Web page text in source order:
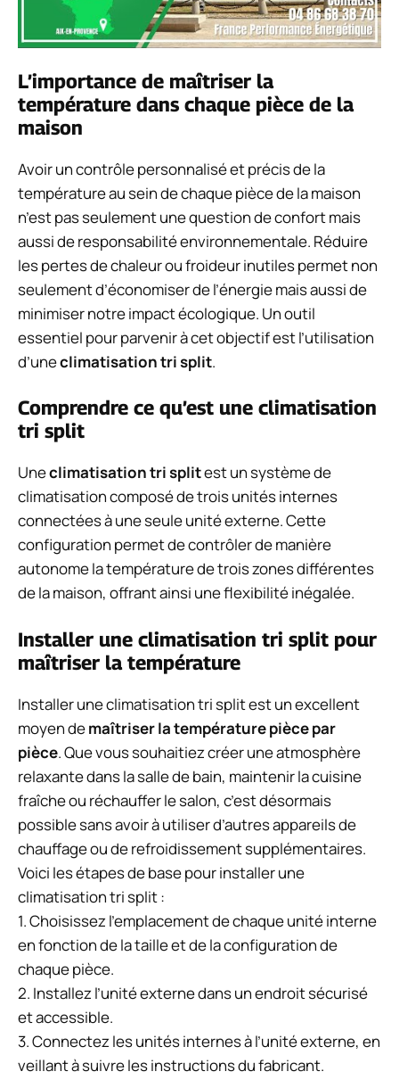
L’importance de maîtriser la
température dans chaque pièce de la
maison
Avoir un contrôle personnalisé et précis de la
température au sein de chaque pièce de la maison
n’est pas seulement une question de confort mais
aussi de responsabilité environnementale. Réduire
les pertes de chaleur ou froideur inutiles permet non
seulement d’économiser de l’énergie mais aussi de
minimiser notre impact écologique. Un outil
essentiel pour parvenir à cet objectif est l’utilisation
d’uneclimatisation tri split.
Comprendre ce qu’est une climatisation
tri split
Uneclimatisation tri splitest un système de
climatisation composé de trois unités internes
connectées à une seule unité externe. Cette
configuration permet de contrôler de manière
autonome la température de trois zones différentes
de la maison, offrant ainsi une flexibilité inégalée.
Installer une climatisation tri split pour
maîtriser la température
Installer une climatisation tri split est un excellent
moyen demaîtriser la température pièce par
pièce. Que vous souhaitiez créer une atmosphère
relaxante dans la salle de bain, maintenir la cuisine
fraîche ou réchauffer le salon, c’est désormais
possible sans avoir à utiliser d’autres appareils de
chauffage ou de refroidissement supplémentaires.
Voici les étapes de base pour installer une
climatisation tri split :
1. Choisissez l’emplacement de chaque unité interne
en fonction de la taille et de la configuration de
chaque pièce.
2. Installez l’unité externe dans un endroit sécurisé
et accessible.
3. Connectez les unités internes à l’unité externe, en
veillant à suivre les instructions du fabricant.